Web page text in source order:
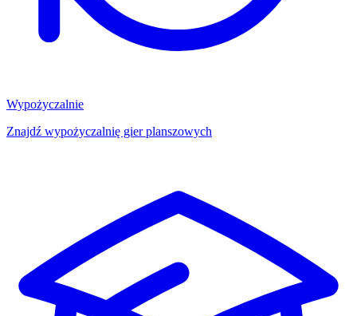
Wypożyczalnie
Znajdź wypożyczalnię gier planszowych